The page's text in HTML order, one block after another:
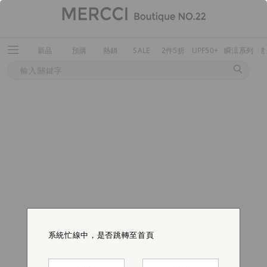
新品 預購 熱銷 SALE 2件5折 UPF50+ 瞬涼系列
系統忙線中，是否跳轉至首頁
系統忙線中，是否跳轉至首頁
系統忙線中，是否跳轉至首頁
系統忙線中，是否跳轉至首頁
系統忙線中，是否跳轉至首頁